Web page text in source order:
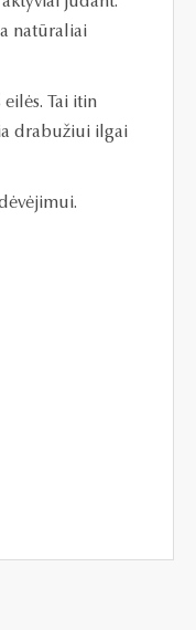
natūraliai
Tai itin
drabužiui ilgai